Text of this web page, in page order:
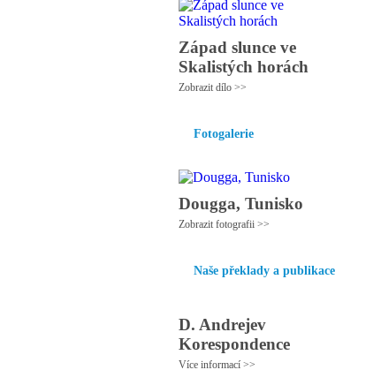
Západ slunce ve
Skalistých horách
Zobrazit dílo >>
Fotogalerie
Dougga, Tunisko
Zobrazit fotografii >>
Naše překlady a publikace
D. Andrejev
Korespondence
Více informací >>